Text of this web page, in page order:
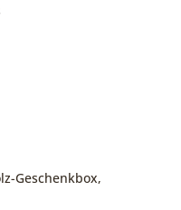
Geschenkbox,